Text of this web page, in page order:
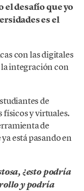
el desafío que yo
es el
con las digitales
integración con
de
físicos y virtuales.
de
está pasando en
¿esto podría
y podría